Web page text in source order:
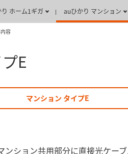
ホーム1ギガ auひかり マンション
容
E
マンション タイプE
ション共用部分に直接光ケー